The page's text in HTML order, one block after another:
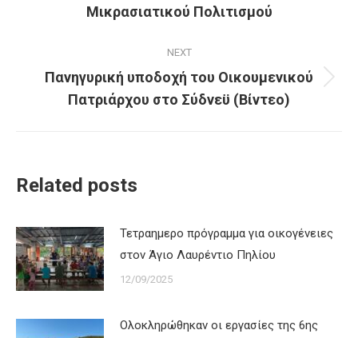
post:
Μικρασιατικού Πολιτισμού
NEXT
Next
post:
Πανηγυρική υποδοχή του Οικουμενικού
Πατριάρχου στο Σύδνεϋ (Βίντεο)
Related posts
Τετραημερο πρόγραμμα για οικογένειες
στον Άγιο Λαυρέντιο Πηλίου
12/09/2025
Ολοκληρώθηκαν οι εργασίες της 6ης